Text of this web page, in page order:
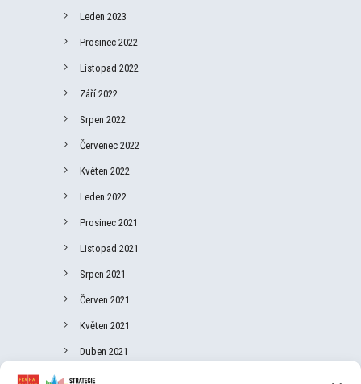
Leden 2023
Prosinec 2022
Listopad 2022
Září 2022
Srpen 2022
Červenec 2022
Květen 2022
Leden 2022
Prosinec 2021
Listopad 2021
Srpen 2021
Červen 2021
Květen 2021
Duben 2021
Březen 2021